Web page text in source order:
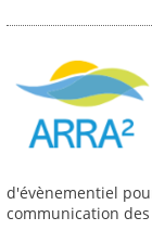
d'évènementiel
communication